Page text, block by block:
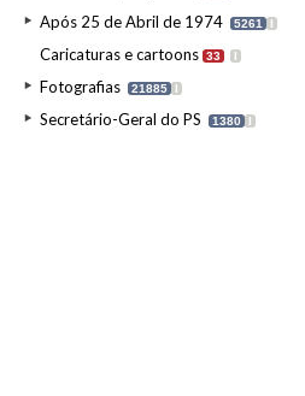
Após 25 de Abril de 1974 5261 I
Caricaturas e cartoons 33 I
Fotografias 21885 I
Secretário-Geral do PS 1380 I